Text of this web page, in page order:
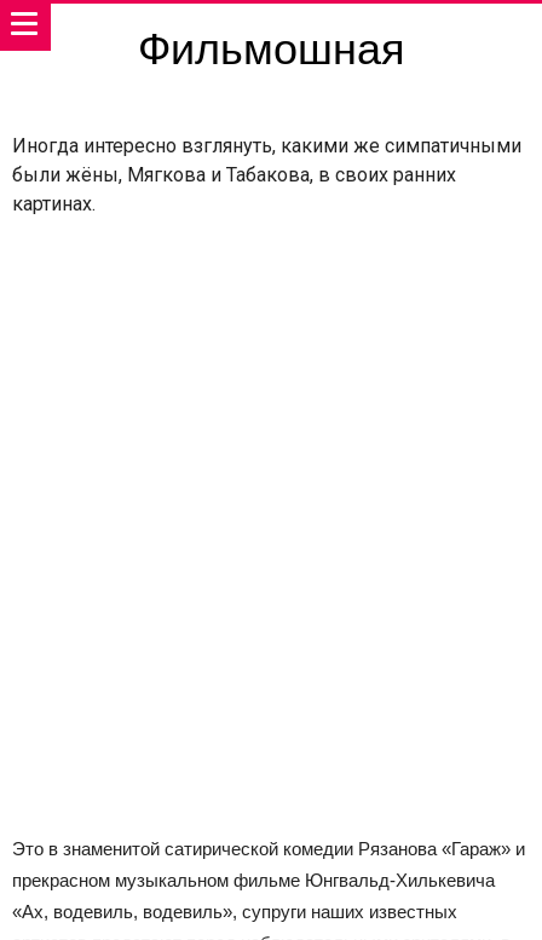
Фильмошная
Иногда интересно взглянуть, какими же симпатичными
были жёны, Мягкова и Табакова, в своих ранних
картинах.
Это в знаменитой сатирической комедии Рязанова «Гараж» и
прекрасном музыкальном фильме Юнгвальд-Хилькевича
«Ах, водевиль, водевиль», супруги наших известных